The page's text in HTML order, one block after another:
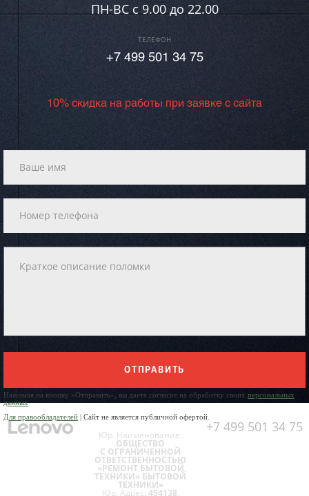
ПН-ВC c 9.00 до 22.00
ТЕЛЕФОН
+7 499 501 34 75
10% скидка на работы при заявке с сайта
ОТПРАВИТЬ
Нажимая на кнопку «Отправить», вы даете согласие на обработку своих персональных
данных
Для правообладателей | Сайт не является публичной офертой.
+7 499 501 34 75
Юр. Наименование:
ОБЩЕСТВО
С ОГРАНИЧЕННОЙ
ОТВЕТСТВЕННОСТЬЮ
«РЕМОНТ БЫТОВОЙ
ТЕХНИКИ» БЫТОВОЙ
ТЕХНИКИ»
Юр. Адрес: 454138,